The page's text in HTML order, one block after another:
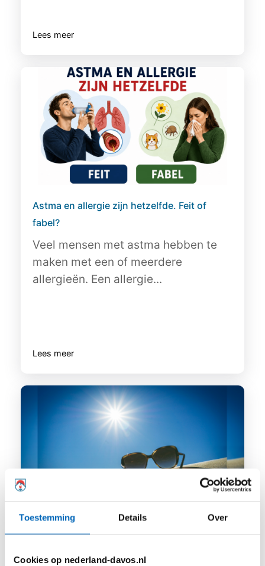
Toestemming Details Over
Cookies op nederland-davos.nl
Lees meer
Astma en allergie zijn hetzelfde. Feit of
fabel?
Veel mensen met astma hebben te
maken met een of meerdere
allergieën. Een allergie...
Lees meer
Hoe kom je een hittegolf door als je astma